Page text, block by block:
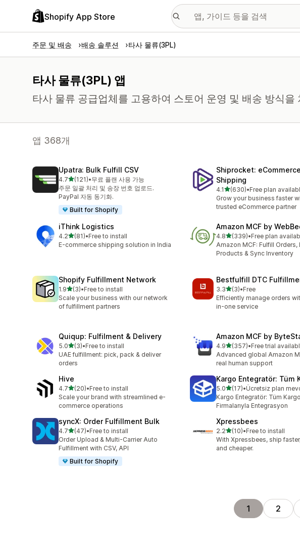
Shopify App Store
주문 및 배송 배송 솔루션 타사 물류(3PL)
타사 물류(3PL) 앱
타사 물류 공급업체를 고용하여 스토어 운영 및 배송 방식을
앱 368개
Upatra: Bulk Fulfill CSV
4.7별 5개 중
(121)
총 리뷰 121개
•무료 플랜 사용 가능
주문 일괄 처리 및 송장 번호 업로드.
PayPal 자동 동기화.
Built for Shopify
Shiprocket: eCommerce
Shipping
4.1별 5개 중
(630)
총 리뷰 630개
•Free plan
Grow your business faster
trusted eCommerce partner
iThink Logistics
4.2별 5개 중
(81)
총 리뷰 81개
•Free to install
E-commerce shipping solution in India
Amazon MCF by
4.8별 5개 중
(339)
총 리뷰 339개
•Free plan
Amazon MCF: Fulfill Orders,
Products & Sync Inventory
Shopify Fulfillment Network
1.9별 5개 중
(3)
총 리뷰 3개
•Free to install
Scale your business with our network
of fulfillment partners
Bestfulfill DTC
3.3별 5개 중
(3)
총 리뷰 3개
•Free
Efficiently manage orders
in-one service
Quiqup: Fulfilment & Delivery
5.0별 5개 중
(3)
총 리뷰 3개
•Free to install
UAE fulfillment: pick, pack & deliver
orders
Amazon MCF by
4.9별 5개 중
(357)
총 리뷰 357개
•Free trial
Advanced global Amazon
real human support
Hive
4.7별 5개 중
(20)
총 리뷰 20개
•Free to install
Scale your brand with streamlined e-
commerce operations
Kargo Entegratör: Tüm
5.0별 5개 중
(17)
총 리뷰 17개
•Ücretsiz plan
Kargo Entegratör: Tüm Kargo
Firmalarıyla Entegrasyon
syncX: Order Fulfillment Bulk
4.7별 5개 중
(47)
총 리뷰 47개
•Free to install
Order Upload & Multi-Carrier Auto
Fulfillment with CSV, API
Built for Shopify
Xpressbees
2.2별 5개 중
(10)
총 리뷰 10개
•Free to install
With Xpressbees, ship
and cheaper.
1 2